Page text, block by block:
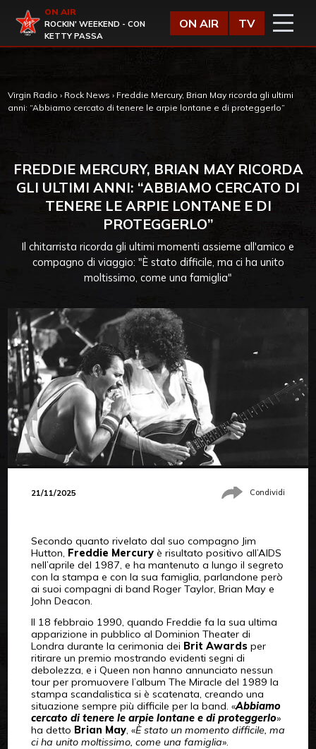
Virgin Radio
ON AIR
ROCKIN' WEEKEND - CON
KETTY PASSA
ON AIR TV
Virgin Radio › Rock News › Freddie Mercury, Brian May ricorda gli ultimi
anni: “Abbiamo cercato di tenere le arpie lontane e di proteggerlo”
FREDDIE MERCURY, BRIAN MAY RICORDA
GLI ULTIMI ANNI: “ABBIAMO CERCATO DI
TENERE LE ARPIE LONTANE E DI
PROTEGGERLO”
Il chitarrista ricorda gli ultimi momenti assieme all'amico e
compagno di viaggio: "È stato difficile, ma ci ha unito
moltissimo, come una famiglia"
21/11/2025 Condividi
Secondo quanto rivelato dal suo compagno Jim
Hutton, Freddie Mercuryè risultato positivo all’AIDS
nell’aprile del 1987, e ha mantenuto a lungo il segreto
con la stampa e con la sua famiglia, parlandone però
ai suoi compagni di band Roger Taylor, Brian May e
John Deacon.
Il 18 febbraio 1990, quando Freddie fa la sua ultima
apparizione in pubblico al Dominion Theater di
Londra durante la cerimonia dei Brit Awardsper
ritirare un premio mostrando evidenti segni di
debolezza, e i Queen non hanno annunciato nessun
tour per promuovere l’album The Miracle del 1989 la
stampa scandalistica si è scatenata, creando una
situazione sempre più difficile per la band. «Abbiamo
cercato di tenere le arpie lontane e di proteggerlo»
ha detto Brian May, «È stato un momento difficile, ma
ci ha unito moltissimo, come una famiglia».